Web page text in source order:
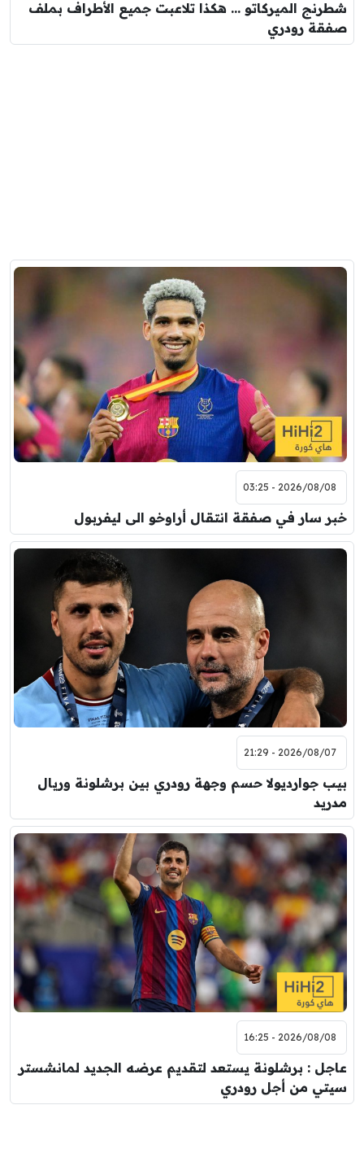
شطرنج الميركاتو … هكذا تلاعبت جميع الأطراف بملف
صفقة رودري
2026/08/08 - 03:25
خبر سار في صفقة انتقال أراوخو الى ليفربول
2026/08/07 - 21:29
بيب جوارديولا حسم وجهة رودري بين برشلونة وريال
مدريد
2026/08/08 - 16:25
عاجل : برشلونة يستعد لتقديم عرضه الجديد لمانشستر
سيتي من أجل رودري